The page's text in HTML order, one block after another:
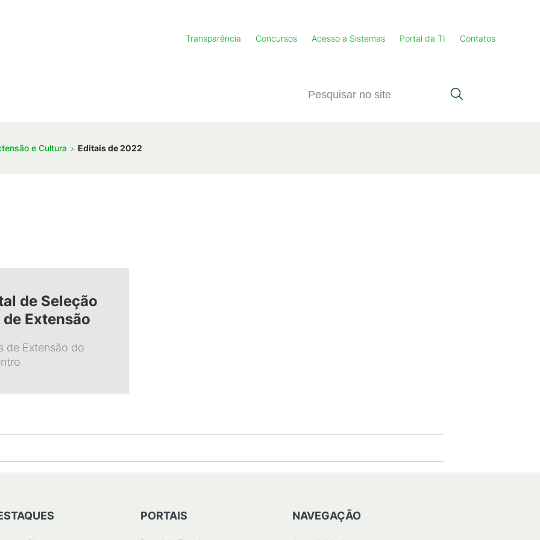
Transparência Concursos Acesso a Sistemas Portal da TI Contatos
e Cultura Editais de 2022
de Seleção
Extensão
de Extensão do
PORTAIS NAVEGAÇÃO